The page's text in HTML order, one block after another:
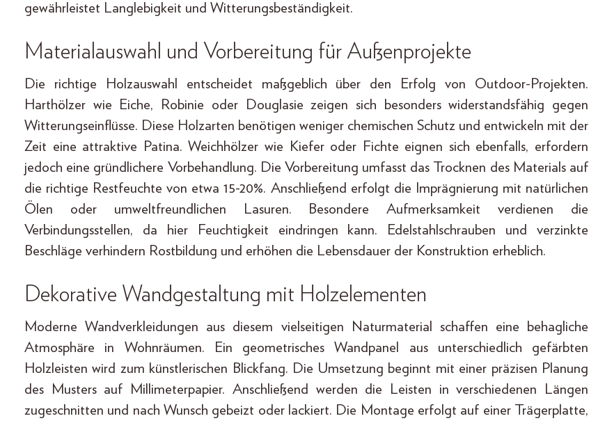
gewährleistet Langlebigkeit und Witterungsbeständigkeit.
Materialauswahl und Vorbereitung für Außenprojekte
Die richtige Holzauswahl entscheidet maßgeblich über den Erfolg von Outdoor-Projekten.
Harthölzer wie Eiche, Robinie oder Douglasie zeigen sich besonders widerstandsfähig gegen
Witterungseinflüsse. Diese Holzarten benötigen weniger chemischen Schutz und entwickeln mit der
Zeit eine attraktive Patina. Weichhölzer wie Kiefer oder Fichte eignen sich ebenfalls, erfordern
jedoch eine gründlichere Vorbehandlung. Die Vorbereitung umfasst das Trocknen des Materials auf
die richtige Restfeuchte von etwa 15-20%. Anschließend erfolgt die Imprägnierung mit natürlichen
Ölen oder umweltfreundlichen Lasuren. Besondere Aufmerksamkeit verdienen die
Verbindungsstellen, da hier Feuchtigkeit eindringen kann. Edelstahlschrauben und verzinkte
Beschläge verhindern Rostbildung und erhöhen die Lebensdauer der Konstruktion erheblich.
Dekorative Wandgestaltung mit Holzelementen
Moderne Wandverkleidungen aus diesem vielseitigen Naturmaterial schaffen eine behagliche
Atmosphäre in Wohnräumen. Ein geometrisches Wandpanel aus unterschiedlich gefärbten
Holzleisten wird zum künstlerischen Blickfang. Die Umsetzung beginnt mit einer präzisen Planung
des Musters auf Millimeterpapier. Anschließend werden die Leisten in verschiedenen Längen
zugeschnitten und nach Wunsch gebeizt oder lackiert. Die Montage erfolgt auf einer Trägerplatte,